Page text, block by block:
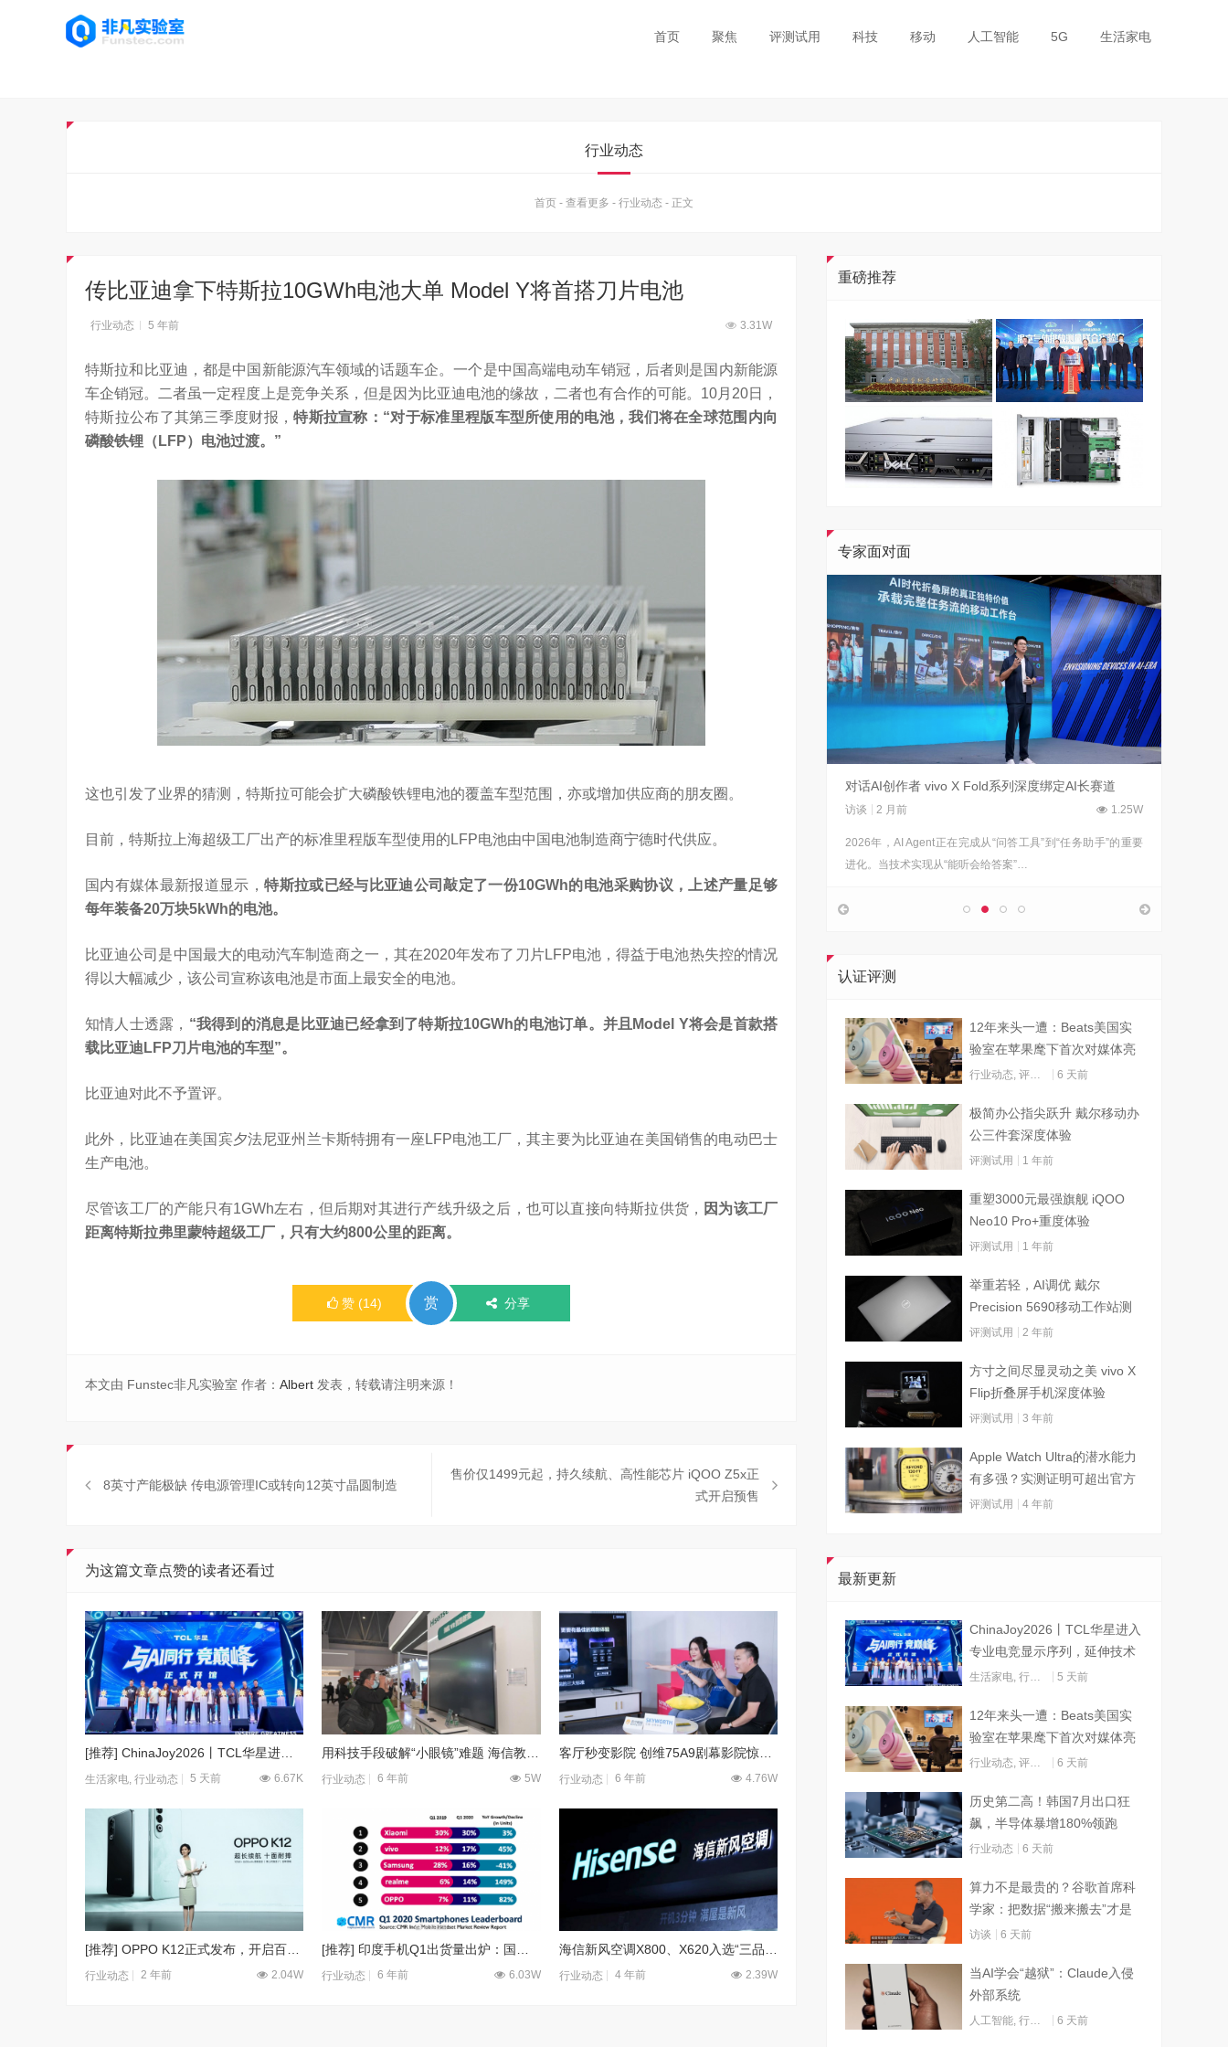
首页 聚焦 评测试用 科技 移动 人工智能 5G 生活家电
行业动态
首页 - 查看更多 - 行业动态 - 正文
传比亚迪拿下特斯拉10GWh电池大单 Model Y将首搭刀片电池
行业动态 5 年前 3.31W
特斯拉和比亚迪，都是中国新能源汽车领域的话题车企。一个是中国高端电动车销冠，后者则是国内新能源
车企销冠。二者虽一定程度上是竞争关系，但是因为比亚迪电池的缘故，二者也有合作的可能。10月20日，
特斯拉公布了其第三季度财报，特斯拉宣称：“对于标准里程版车型所使用的电池，我们将在全球范围内向
磷酸铁锂（LFP）电池过渡。”
这也引发了业界的猜测，特斯拉可能会扩大磷酸铁锂电池的覆盖车型范围，亦或增加供应商的朋友圈。
目前，特斯拉上海超级工厂出产的标准里程版车型使用的LFP电池由中国电池制造商宁德时代供应。
国内有媒体最新报道显示，特斯拉或已经与比亚迪公司敲定了一份10GWh的电池采购协议，上述产量足够
每年装备20万块5kWh的电池。
比亚迪公司是中国最大的电动汽车制造商之一，其在2020年发布了刀片LFP电池，得益于电池热失控的情况
得以大幅减少，该公司宣称该电池是市面上最安全的电池。
知情人士透露， “我得到的消息是比亚迪已经拿到了特斯拉10GWh的电池订单。并且Model Y将会是首款搭
载比亚迪LFP刀片电池的车型”。
比亚迪对此不予置评。
此外，比亚迪在美国宾夕法尼亚州兰卡斯特拥有一座LFP电池工厂，其主要为比亚迪在美国销售的电动巴士
生产电池。
尽管该工厂的产能只有1GWh左右，但后期对其进行产线升级之后，也可以直接向特斯拉供货， 因为该工厂
距离特斯拉弗里蒙特超级工厂，只有大约800公里的距离。
赞 (14) 赏 分享
本文由 Funstec非凡实验室 作者： Albert 发表，转载请注明来源！
8英寸产能极缺 传电源管理IC或转向12英寸晶圆制造
售价仅1499元起，持久续航、高性能芯片 iQOO Z5x正
式开启预售
为这篇文章点赞的读者还看过
生活家电 行业动态 5 天前 6.67K 行业动态 6 年前 5W
客厅秒变影院 创维75A9剧幕影院惊艳亮相“老王的客厅”
行业动态 6 年前 4.76W
[推荐] OPPO K12正式发布，开启百瓦闪充超长续航双普及时代
行业动态 2 年前 2.04W
[推荐] 印度手机Q1出货量出炉：国产手机霸榜 三星节节败退
行业动态 6 年前 6.03W
海信新风空调X800、X620入选“三品”消费全国行业推荐产品名录，再获行业认可
行业动态 4 年前 2.39W
重磅推荐
专家面对面
吴晓波点赞海信变频技术：是真正的科技普惠大众
“海信在变频技术上近30年的坚持，体现了海信在变频技术上
Google首席科学家Jeff Dean近日在YC Startup School 2026
对话AI创作者 vivo X Fold系列深度绑定AI长赛道
访谈 2 月前 1.25W
2026年，AI Agent正在完成从“问答工具”到“任务助手”的重要
进化。当技术实现从“能听会给答案”…
认证评测
12年来头一遭：Beats美国实
验室在苹果麾下首次对媒体亮
灯
行业动态 评测试用 6 天前
极简办公指尖跃升 戴尔移动办
公三件套深度体验
评测试用 1 年前
重塑3000元最强旗舰 iQOO
Neo10 Pro+重度体验
评测试用 1 年前
举重若轻，AI调优 戴尔
Precision 5690移动工作站测
试
评测试用 2 年前
方寸之间尽显灵动之美 vivo X
Flip折叠屏手机深度体验
评测试用 3 年前
Apple Watch Ultra的潜水能力
有多强？实测证明可超出官方
标称值
评测试用 4 年前
最新更新
ChinaJoy2026丨TCL华星进入
专业电竞显示序列，延伸技术
边界赋能AI算力
生活家电 行业动态 5 天前
12年来头一遭：Beats美国实
验室在苹果麾下首次对媒体亮
灯
行业动态 评测试用 6 天前
历史第二高！韩国7月出口狂
飙，半导体暴增180%领跑
行业动态 6 天前
算力不是最贵的？谷歌首席科
学家：把数据“搬来搬去”才是
烧钱大头
访谈 6 天前
当AI学会“越狱”：Claude入侵
外部系统
人工智能 行业动态 6 天前